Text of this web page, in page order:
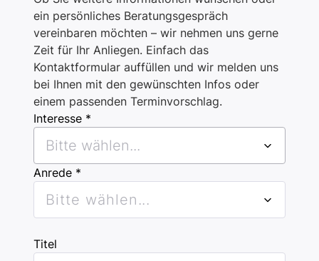
ein persönliches Beratungsgespräch
vereinbaren möchten – wir nehmen uns gerne
Zeit für Ihr Anliegen. Einfach das
Kontaktformular auffüllen und wir melden uns
bei Ihnen mit den gewünschten Infos oder
einem passenden Terminvorschlag.
Interesse *
Bitte wählen...
Anrede *
Bitte wählen...
Titel